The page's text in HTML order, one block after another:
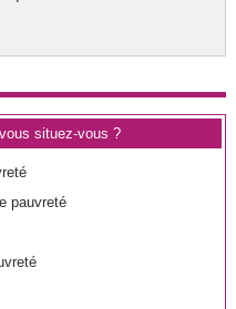
situez-vous ?
pauvreté